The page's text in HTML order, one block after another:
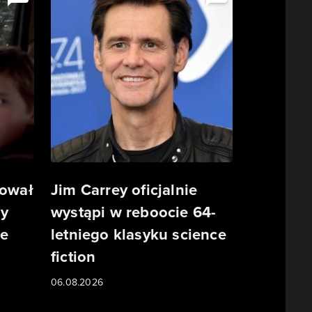
Jim Carrey oficjalnie
wystąpi w reboocie 64-
letniego klasyku science
fiction
06.08.2026